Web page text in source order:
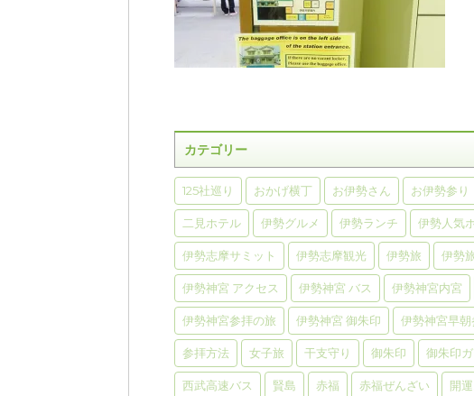
カテゴリー
125社巡り おかげ横丁 お伊勢さん お伊勢参り
二見ホテル 伊勢グルメ 伊勢ランチ 伊勢人気
伊勢志摩サミット 伊勢志摩観光 伊勢旅 伊勢
伊勢神宮 アクセス 伊勢神宮 バス 伊勢神宮内宮
伊勢神宮参拝の旅 伊勢神宮 御朱印 伊勢神宮早朝
参拝方法 女子旅 干支守り 御朱印 御朱印
西武高速バス 賢島 赤福 赤福ぜんざい 開